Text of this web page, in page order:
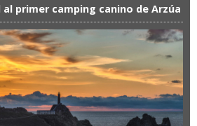
primer camping canino de Arzúa